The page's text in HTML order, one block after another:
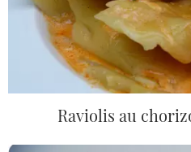
Raviolis au